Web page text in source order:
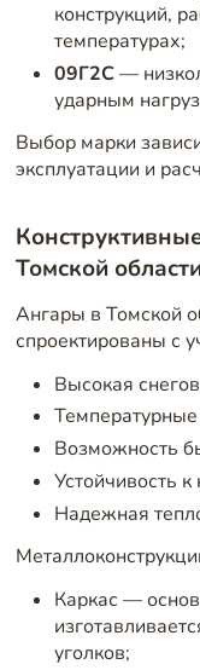
конструкций,
температурах;
09Г2С—
ударным
Выбор марки
эксплуатации и
Томской
Ангары в Томской
спроектированы с
Высокая
Возможность
Устойчивость
Надежная
Каркас —
уголков;